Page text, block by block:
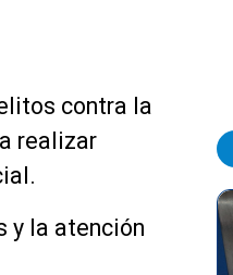
contra la
realizar
y la atención